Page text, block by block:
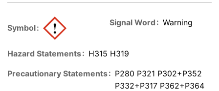
Symbol
Signal Word Warning
Hazard Statements H315 H319
Precautionary Statements
P280 P321 P302+P352
P332+P317 P362+P364